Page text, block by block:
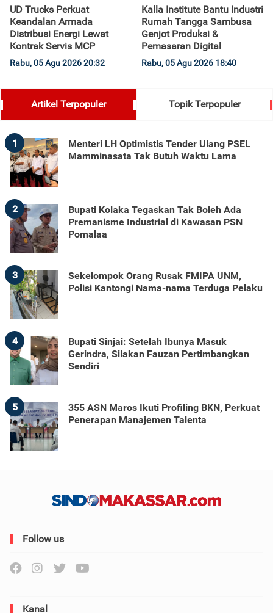
UD Trucks Perkuat
Keandalan Armada
Distribusi Energi Lewat
Kontrak Servis MCP
Rabu, 05 Agu 2026 20:32
Kalla Institute Bantu Industri
Rumah Tangga Sambusa
Genjot Produksi &
Pemasaran Digital
Rabu, 05 Agu 2026 18:40
Artikel Terpopuler Topik Terpopuler
1
Menteri LH Optimistis Tender Ulang PSEL
Mamminasata Tak Butuh Waktu Lama
2
Bupati Kolaka Tegaskan Tak Boleh Ada
Premanisme Industrial di Kawasan PSN
Pomalaa
3
Sekelompok Orang Rusak FMIPA UNM,
Polisi Kantongi Nama-nama Terduga Pelaku
4
Bupati Sinjai: Setelah Ibunya Masuk
Gerindra, Silakan Fauzan Pertimbangkan
Sendiri
5
355 ASN Maros Ikuti Profiling BKN, Perkuat
Penerapan Manajemen Talenta
Follow us
Kanal